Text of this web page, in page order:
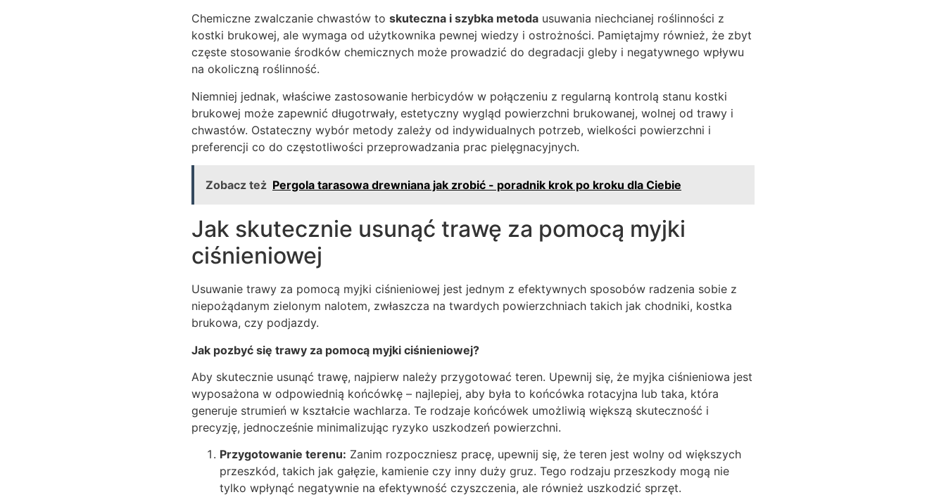
Chemiczne zwalczanie chwastów to skuteczna i szybka metoda usuwania niechcianej roślinności z
kostki brukowej, ale wymaga od użytkownika pewnej wiedzy i ostrożności. Pamiętajmy również, że zbyt
częste stosowanie środków chemicznych może prowadzić do degradacji gleby i negatywnego wpływu
na okoliczną roślinność.
Niemniej jednak, właściwe zastosowanie herbicydów w połączeniu z regularną kontrolą stanu kostki
brukowej może zapewnić długotrwały, estetyczny wygląd powierzchni brukowanej, wolnej od trawy i
chwastów. Ostateczny wybór metody zależy od indywidualnych potrzeb, wielkości powierzchni i
preferencji co do częstotliwości przeprowadzania prac pielęgnacyjnych.
Zobacz też Pergola tarasowa drewniana jak zrobić - poradnik krok po kroku dla Ciebie
Jak skutecznie usunąć trawę za pomocą myjki
ciśnieniowej
Usuwanie trawy za pomocą myjki ciśnieniowej jest jednym z efektywnych sposobów radzenia sobie z
niepożądanym zielonym nalotem, zwłaszcza na twardych powierzchniach takich jak chodniki, kostka
brukowa, czy podjazdy.
Jak pozbyć się trawy za pomocą myjki ciśnieniowej?
Aby skutecznie usunąć trawę, najpierw należy przygotować teren. Upewnij się, że myjka ciśnieniowa jest
wyposażona w odpowiednią końcówkę – najlepiej, aby była to końcówka rotacyjna lub taka, która
generuje strumień w kształcie wachlarza. Te rodzaje końcówek umożliwią większą skuteczność i
precyzję, jednocześnie minimalizując ryzyko uszkodzeń powierzchni.
Przygotowanie terenu: Zanim rozpoczniesz pracę, upewnij się, że teren jest wolny od większych
przeszkód, takich jak gałęzie, kamienie czy inny duży gruz. Tego rodzaju przeszkody mogą nie
tylko wpłynąć negatywnie na efektywność czyszczenia, ale również uszkodzić sprzęt.